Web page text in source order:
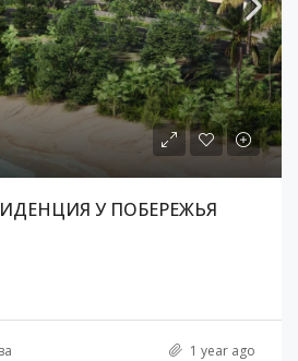
У ПОБЕРЕЖЬЯ
1 year ago